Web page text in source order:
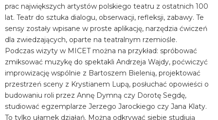
prac największych artystów polskiego teatru z ostatnich 100
lat. Teatr do sztuka dialogu, obserwacji, refleksji, zabawy. Te
sensy zostały wpisane w proste aplikację, narzędzia ćwiczeń
dla zwiedzających, oparte na teatralnym rzemiośle.
Podczas wizyty w MICET można na przykład: spróbować
zmiksować muzykę do spektakli Andrzeja Wajdy, poćwiczyć
improwizację wspólnie z Bartoszem Bielenią, projektować
przestrzeń sceny z Krystianem Lupą, posłuchać opowieści o
budowaniu roli przez Annę Dymną czy Dorotę Segdę,
studiować egzemplarze Jerzego Jarockiego czy Jana Klaty.
To tylko ułamek działań. Można odkrywać siebie studiują